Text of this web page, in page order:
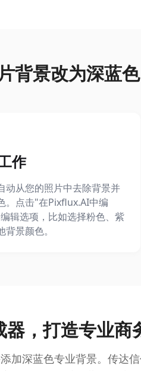
背景改为深蓝色
作
动从您的照片中去除背景并
。点击"在Pixflux.AI中编
辑选项，比如选择粉色、紫
景颜色。
，打造专业商
加深蓝色专业背景。传达